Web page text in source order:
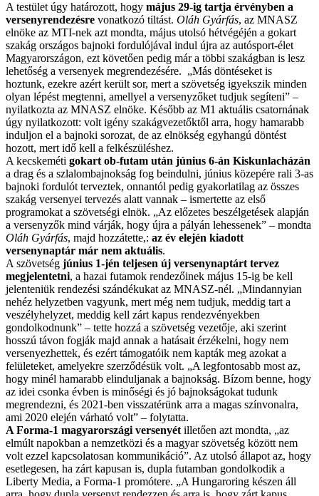
A testület úgy határozott, hogy május 29-ig tartja érvényben a
versenyrendezésre vonatkozó tiltást. Oláh Gyárfás, az MNASZ
elnöke az MTI-nek azt mondta, május utolsó hétvégéjén a gokart
szakág országos bajnoki fordulójával indul újra az autósport-élet
Magyarországon, ezt követően pedig már a többi szakágban is lesz
lehetőség a versenyek megrendezésére. „Más döntéseket is
hoztunk, ezekre azért került sor, mert a szövetség igyekszik minden
olyan lépést megtenni, amellyel a versenyzőket tudjuk segíteni” –
nyilatkozta az MNASZ elnöke. Később az M1 aktuális csatornának
úgy nyilatkozott: volt igény szakágvezetőktől arra, hogy hamarabb
induljon el a bajnoki sorozat, de az elnökség egyhangú döntést
hozott, mert idő kell a felkészüléshez.
A kecskeméti gokart ob-futam után június 6-án Kiskunlacházán
a drag és a szlalombajnokság fog beindulni, június közepére rali 3-as
bajnoki fordulót terveztek, onnantól pedig gyakorlatilag az összes
szakág versenyei tervezés alatt vannak – ismertette az első
programokat a szövetségi elnök. „Az előzetes beszélgetések alapján
a versenyzők mind várják, hogy újra a pályán lehessenek” – mondta
Oláh Gyárfás, majd hozzátette,: az év elején kiadott
versenynaptár már nem aktuális.
A szövetség június 1-jén teljesen új versenynaptárt tervez
megjelentetni, a hazai futamok rendezőinek május 15-ig be kell
jelenteniük rendezési szándékukat az MNASZ-nél. „Mindannyian
nehéz helyzetben vagyunk, mert még nem tudjuk, meddig tart a
veszélyhelyzet, meddig kell zárt kapus rendezvényekben
gondolkodnunk” – tette hozzá a szövetség vezetője, aki szerint
hosszú távon fogják majd annak a hatásait érzékelni, hogy nem
versenyezhettek, és ezért támogatóik nem kapták meg azokat a
felületeket, amelyekre szerződésük volt. „A legfontosabb most az,
hogy minél hamarabb elinduljanak a bajnokság. Bízom benne, hogy
az idei csonka évben is minőségi és jó bajnokságokat tudunk
megrendezni, és 2021-ben visszatérünk arra a magas színvonalra,
ami 2020 elején várható volt” – folytatta.
A Forma-1 magyarországi versenyét illetően azt mondta, „az
elmúlt napokban a nemzetközi és a magyar szövetség között nem
volt ezzel kapcsolatosan kommunikáció”. Az utolsó állapot az, hogy
esetlegesen, ha zárt kapusan is, dupla futamban gondolkodik a
Liberty Media, a Forma-1 promótere. „A Hungaroring készen áll